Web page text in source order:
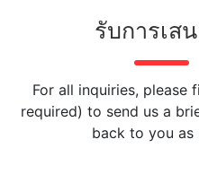
รับการเส
For all inquiries,
required) to send us a
back to you as